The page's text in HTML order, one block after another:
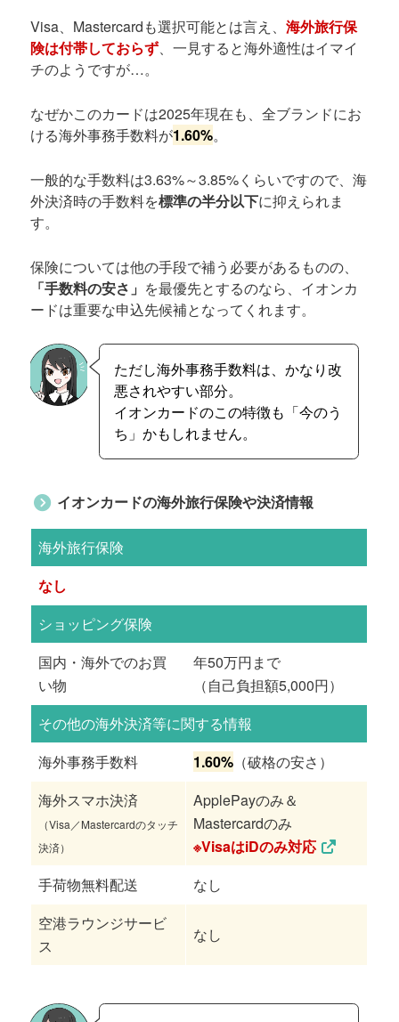
Visa、Mastercardも選択可能とは言え、海外旅行保
険は付帯しておらず、一見すると海外適性はイマイ
チのようですが…。
なぜかこのカードは2025年現在も、全ブランドにお
ける海外事務手数料が1.60%。
一般的な手数料は3.63%～3.85%くらいですので、海
外決済時の手数料を標準の半分以下に抑えられま
す。
保険については他の手段で補う必要があるものの、
「手数料の安さ」 を最優先とするのなら、イオンカ
ードは重要な申込先候補となってくれます。
ただし海外事務手数料は、かなり改
悪されやすい部分。
イオンカードのこの特徴も「今のう
ち」かもしれません。
イオンカードの海外旅行保険や決済情報
海外旅行保険
なし
ショッピング保険
国内・海外でのお買
い物
年50万円まで
（自己負担額5,000円）
その他の海外決済等に関する情報
海外事務手数料
1.60% （破格の安さ）
海外スマホ決済
（Visa／Mastercardのタッチ
決済）
ApplePayのみ＆
Mastercardのみ
※VisaはiDのみ対応
手荷物無料配送
なし
空港ラウンジサービ
ス
なし